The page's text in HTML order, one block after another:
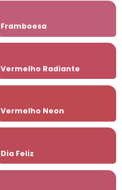
Framboesa
Vermelho Radiante
Vermelho Neon
Dia Feliz